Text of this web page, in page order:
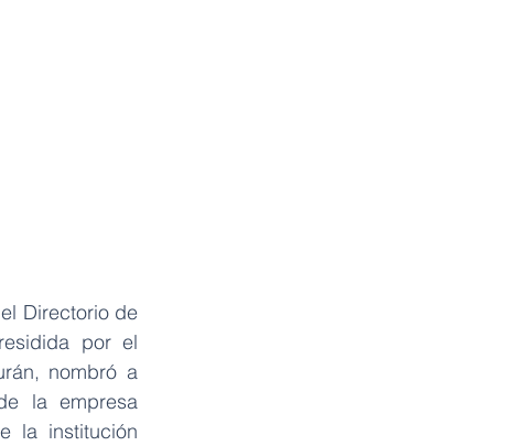
Directorio de
por el
nombró a
la empresa
la institución